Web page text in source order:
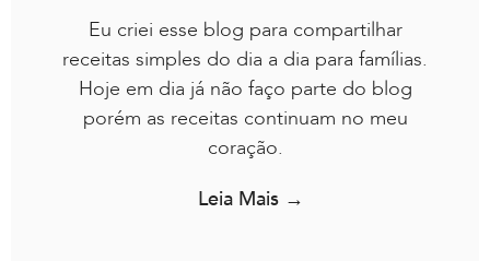
Eu criei esse blog para compartilhar
receitas simples do dia a dia para famílias.
Hoje em dia já não faço parte do blog
porém as receitas continuam no meu
coração.
Leia Mais →